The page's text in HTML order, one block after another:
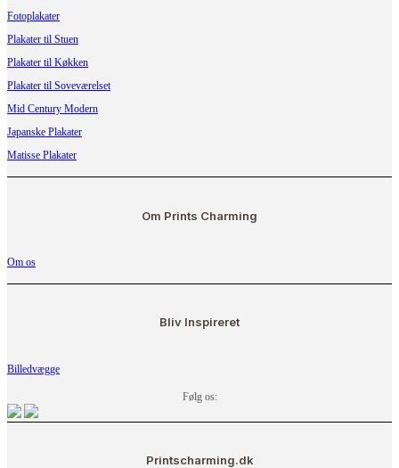
Fotoplakater
Plakater til Stuen
Plakater til Køkken
Plakater til Soveværelset
Mid Century Modern
Japanske Plakater
Matisse Plakater
Om Prints Charming
Om os
Bliv Inspireret
Billedvægge
Følg os:
Printscharming.dk